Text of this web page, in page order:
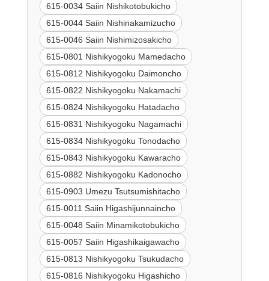
615-0034 Saiin Nishikotobukicho
615-0044 Saiin Nishinakamizucho
615-0046 Saiin Nishimizosakicho
615-0801 Nishikyogoku Mamedacho
615-0812 Nishikyogoku Daimoncho
615-0822 Nishikyogoku Nakamachi
615-0824 Nishikyogoku Hatadacho
615-0831 Nishikyogoku Nagamachi
615-0834 Nishikyogoku Tonodacho
615-0843 Nishikyogoku Kawaracho
615-0882 Nishikyogoku Kadonocho
615-0903 Umezu Tsutsumishitacho
615-0011 Saiin Higashijunnaincho
615-0048 Saiin Minamikotobukicho
615-0057 Saiin Higashikaigawacho
615-0813 Nishikyogoku Tsukudacho
615-0816 Nishikyogoku Higashicho